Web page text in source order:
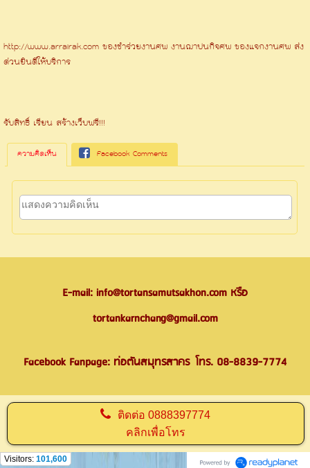
http://www.arrairak.com ของชำร่วยงานศพ งานฌาปนกิจศพ ของแจกงานศพ ส่ง
ด่วนยินดีให้บริการ
รับสิทธิ์ เรียน สร้างเว็บฟรี!!!
ความคิดเห็น Facebook Comments
E-mail: info@tortansamutsakhon.com หรือ
tortankarnchang@gmail.com
Facebook Fanpage: ท่อตันสมุทรสาครโทร. 08-8839-7774
ติดต่อ0888397774
คลิกเพื่อโทร
Visitors: 101,600